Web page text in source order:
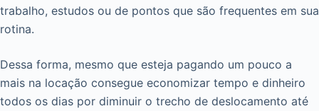
trabalho, estudos ou de pontos que são frequentes em sua
rotina.
Dessa forma, mesmo que esteja pagando um pouco a
mais na locação consegue economizar tempo e dinheiro
todos os dias por diminuir o trecho de deslocamento até